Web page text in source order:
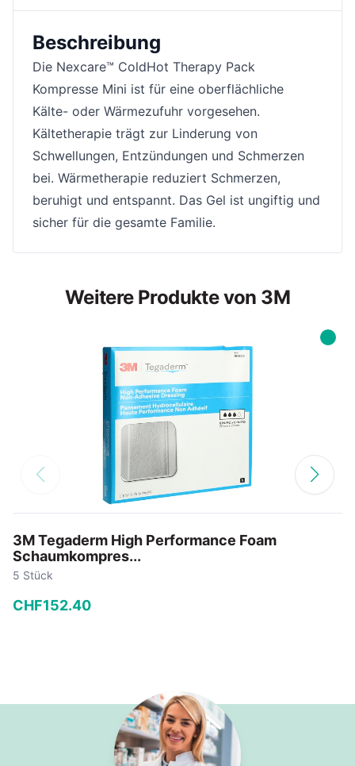
Beschreibung
Die Nexcare™ ColdHot Therapy Pack
Kompresse Mini ist für eine oberflächliche
Kälte- oder Wärmezufuhr vorgesehen.
Kältetherapie trägt zur Linderung von
Schwellungen, Entzündungen und Schmerzen
bei. Wärmetherapie reduziert Schmerzen,
beruhigt und entspannt. Das Gel ist ungiftig und
sicher für die gesamte Familie.
Weitere Produkte von 3M
3M Tegaderm High Performance Foam
Schaumkompres...
5 Stück
CHF152.40